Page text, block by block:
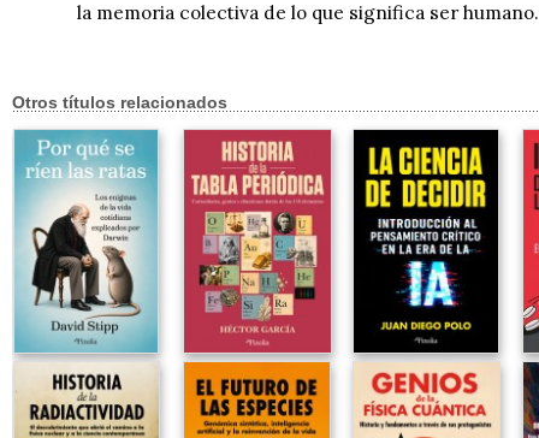
la memoria colectiva de lo que significa ser
Otros títulos relacionados